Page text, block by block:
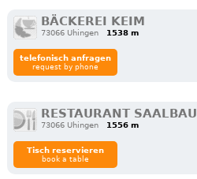
BÄCKEREI KEIM
73066 Uhingen 1538 m
telefonisch anfragen
request by phone
RESTAURANT SAALBAU
73066 Uhingen 1556 m
Tisch reservieren
book a table